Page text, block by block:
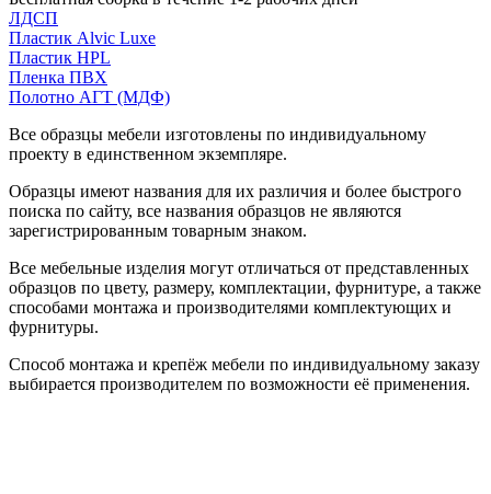
ЛДСП
Пластик Alvic Luxe
Пластик HPL
Пленка ПВХ
Полотно АГТ (МДФ)
Все образцы мебели изготовлены по индивидуальному
проекту в единственном экземпляре.
Образцы имеют названия для их различия и более быстрого
поиска по сайту, все названия образцов не являются
зарегистрированным товарным знаком.
Все мебельные изделия могут отличаться от представленных
образцов по цвету, размеру, комплектации, фурнитуре, а также
способами монтажа и производителями комплектующих и
фурнитуры.
Способ монтажа и крепёж мебели по индивидуальному заказу
выбирается производителем по возможности её применения.